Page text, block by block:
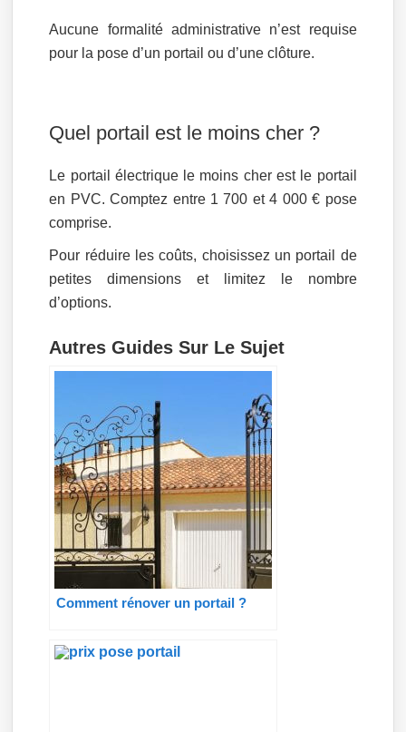
Aucune formalité administrative n’est requise
pour la pose d’un portail ou d’une clôture.
Quel portail est le moins cher ?
Le portail électrique le moins cher est le portail
en PVC. Comptez entre 1 700 et 4 000 € pose
comprise.
Pour réduire les coûts, choisissez un portail de
petites dimensions et limitez le nombre
d’options.
Autres Guides Sur Le Sujet
Comment rénover un portail ?